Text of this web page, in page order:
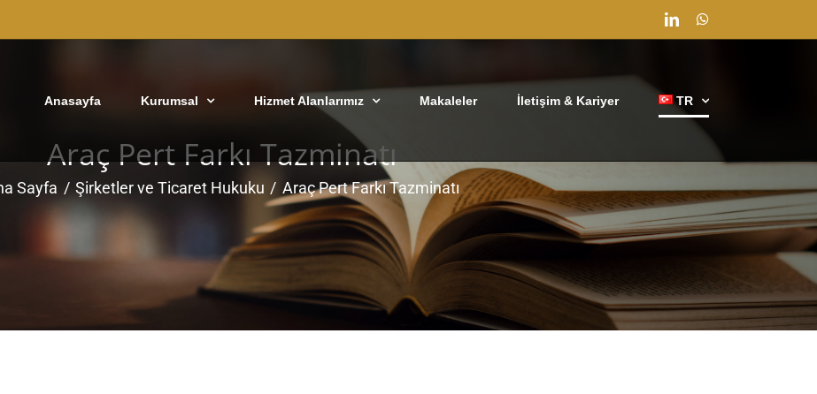
LinkedIn
Anasayfa Kurumsal Hizmet Alanlarımız Makaleler İletişim & Kariyer TR
Araç Pert Farkı Tazminatı
Sayfa Şirketler ve Ticaret Hukuku Araç Pert Farkı Tazminatı